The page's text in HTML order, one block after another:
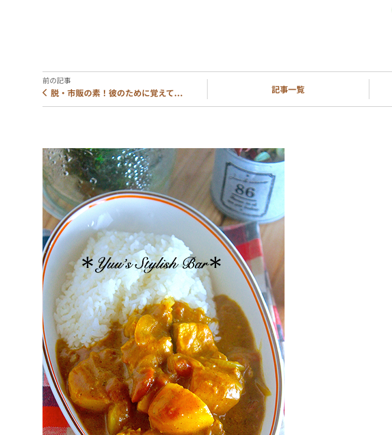
脱・市販の素！彼のために覚えて... 記事一覧